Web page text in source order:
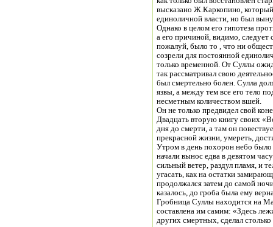
высказано Ж.Каркопино,
единоличной власти, но был
Однако в целом его гипотеза
а его причиной, видимо, следует
пожалуй, было то , что ни
созрели для постоянной
только временной. От Суллы
так рассматривал свою
был смертельно болен. Сулла
язвы, а между тем все его тело
несметным количеством вшей.
Он не только предвидел свой
Двадцать вторую книгу своих
дня до смерти, а там он
прекрасной жизни, умереть,
Утром в день похорон небо
начали вынос едва в девятом
сильный ветер, раздул пламя, и
угасать, как на остатки
продолжался затем до самой
казалось, до гроба была ему
Гробница Суллы находится на
составлена им самим: «Здесь
других смертных, сделал